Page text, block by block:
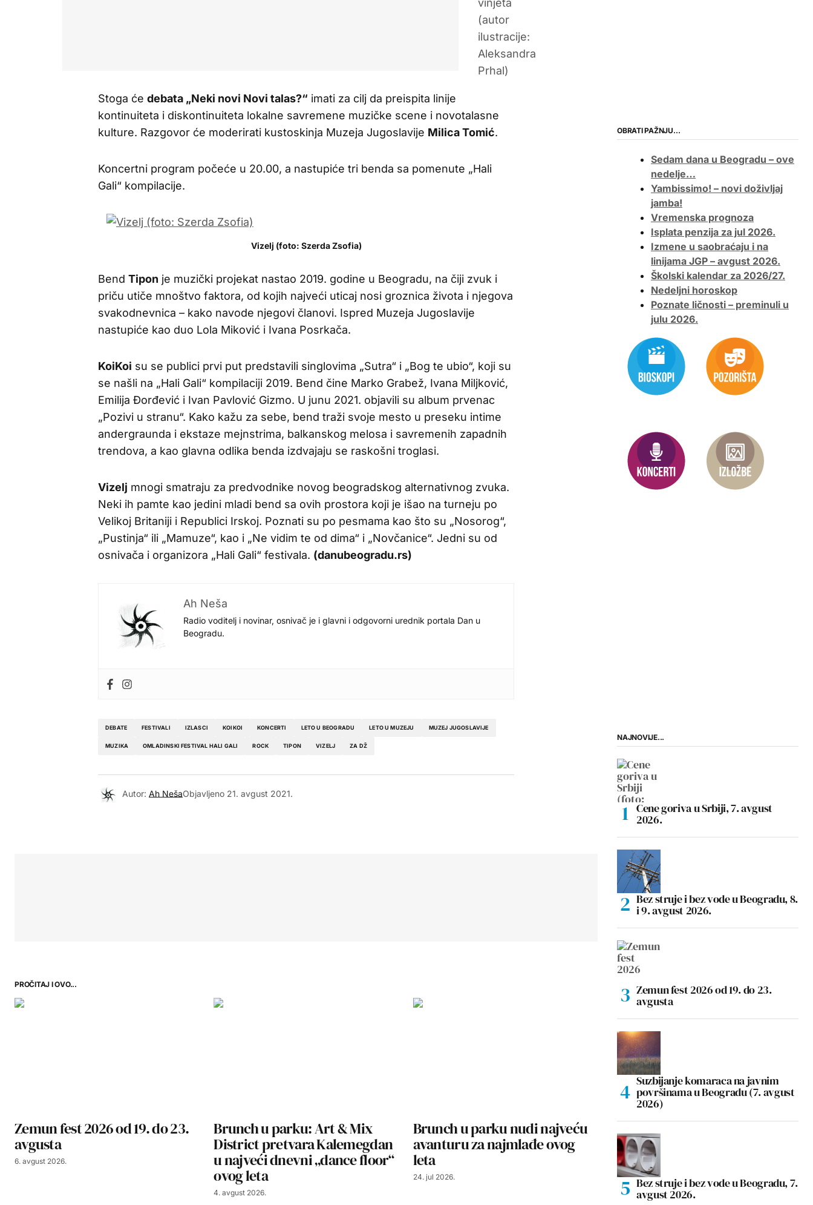
Stoga će debata „Neki novi Novi talas?“ imati za cilj da preispita linije
kontinuiteta i diskontinuiteta lokalne savremene muzičke scene i novotalasne
kulture. Razgovor će moderirati kustoskinja Muzeja Jugoslavije Milica Tomić.
Koncertni program počeće u 20.00, a nastupiće tri benda sa pomenute „Hali
Gali“ kompilacije.
Vizelj (foto: Szerda Zsofia)
Bend Tipon je muzički projekat nastao 2019. godine u Beogradu, na čiji zvuk i
priču utiče mnoštvo faktora, od kojih najveći uticaj nosi groznica života i njegova
svakodnevnica – kako navode njegovi članovi. Ispred Muzeja Jugoslavije
nastupiće kao duo Lola Miković i Ivana Posrkača.
KoiKoi su se publici prvi put predstavili singlovima „Sutra“ i „Bog te ubio“, koji su
se našli na „Hali Gali“ kompilaciji 2019. Bend čine Marko Grabež, Ivana Miljković,
Emilija Đorđević i Ivan Pavlović Gizmo. U junu 2021. objavili su album prvenac
„Pozivi u stranu“. Kako kažu za sebe, bend traži svoje mesto u preseku intime
andergraunda i ekstaze mejnstrima, balkanskog melosa i savremenih zapadnih
trendova, a kao glavna odlika benda izdvajaju se raskošni troglasi.
Vizelj mnogi smatraju za predvodnike novog beogradskog alternativnog zvuka.
Neki ih pamte kao jedini mladi bend sa ovih prostora koji je išao na turneju po
Velikoj Britaniji i Republici Irskoj. Poznati su po pesmama kao što su „Nosorog“,
„Pustinja“ ili „Mamuze“, kao i „Ne vidim te od dima“ i „Novčanice“. Jedni su od
osnivača i organizora „Hali Gali“ festivala. (danubeogradu.rs)
Ah Neša
Radio voditelj i novinar, osnivač je i glavni i odgovorni urednik portala Dan u
Beogradu.
DEBATE FESTIVALI IZLASCI KOIKOI KONCERTI LETO U BEOGRADU LETO U MUZEJU MUZEJ JUGOSLAVIJE
MUZIKA OMLADINSKI FESTIVAL HALI GALI ROCK TIPON VIZELJ ZA DŽ
Autor: Ah NešaObjavljeno 21. avgust 2021.
PROČITAJ I OVO...
Zemun fest 2026 od 19. do 23.
avgusta
6. avgust 2026.
Brunch u parku: Art & Mix
District pretvara Kalemegdan
u najveći dnevni „dance floor“
ovog leta
4. avgust 2026.
Brunch u parku nudi najveću
avanturu za najmlađe ovog
leta
24. jul 2026.
OBRATI PAŽNJU…
Sedam dana u Beogradu – ove
nedelje…
Yambissimo! – novi doživljaj
jamba!
Vremenska prognoza
Isplata penzija za jul 2026.
Izmene u saobraćaju i na
linijama JGP – avgust 2026.
Školski kalendar za 2026/27.
Nedeljni horoskop
Poznate ličnosti – preminuli u
julu 2026.
NAJNOVIJE...
Cene goriva u Srbiji, 7. avgust
2026.
Bez struje i bez vode u Beogradu, 8.
i 9. avgust 2026.
Zemun fest 2026 od 19. do 23.
avgusta
Suzbijanje komaraca na javnim
površinama u Beogradu (7. avgust
2026)
Bez struje i bez vode u Beogradu, 7.
avgust 2026.